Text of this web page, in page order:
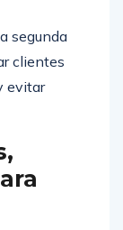
segunda
clientes
evitar